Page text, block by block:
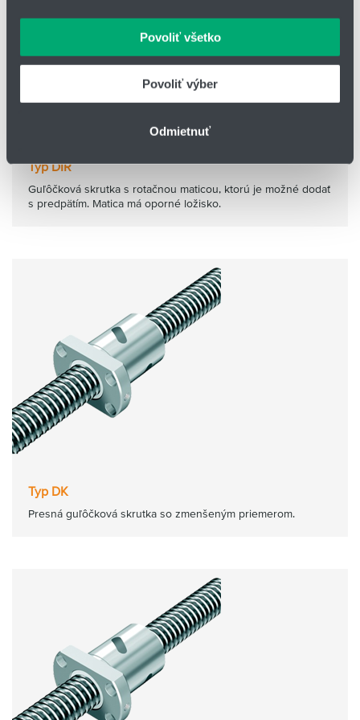
keď ste používali ich služby.
Povoliť všetko
Povoliť výber
Odmietnuť
Typ DIR
Guľôčková skrutka s rotačnou maticou, ktorú je možné dodať
s predpätím. Matica má oporné ložisko.
Typ DK
Presná guľôčková skrutka so zmenšeným priemerom.